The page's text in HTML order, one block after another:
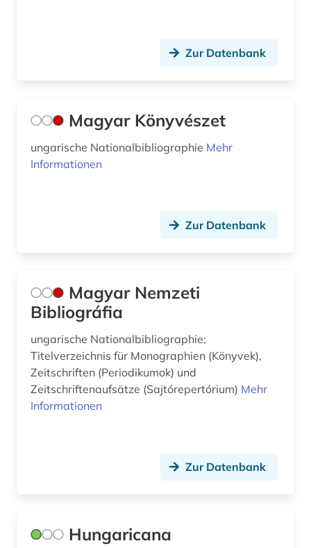
Zur Datenbank
Magyar Könyvészet
ungarische Nationalbibliographie Mehr
Informationen
Zur Datenbank
Magyar Nemzeti
Bibliográfia
ungarische Nationalbibliographie;
Titelverzeichnis für Monographien (Könyvek),
Zeitschriften (Periodikumok) und
Zeitschriftenaufsätze (Sajtórepertórium) Mehr
Informationen
Zur Datenbank
Hungaricana